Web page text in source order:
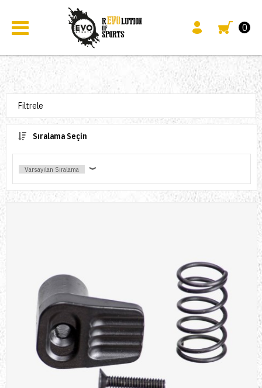
0
Filtrele
Sıralama Seçin